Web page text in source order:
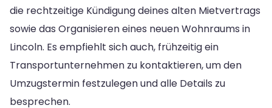
die rechtzeitige Kündigung deines alten Mietvertrags
sowie das Organisieren eines neuen Wohnraums in
Lincoln. Es empfiehlt sich auch, frühzeitig ein
Transportunternehmen zu kontaktieren, um den
Umzugstermin festzulegen und alle Details zu
besprechen.